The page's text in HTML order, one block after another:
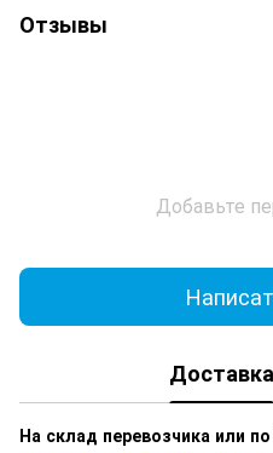
Отзывы
Добавьте
Доставка
На склад перевозчика или